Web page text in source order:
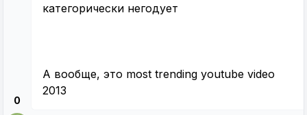
0
категорически негодует
А вообще, это most trending youtube video
2013